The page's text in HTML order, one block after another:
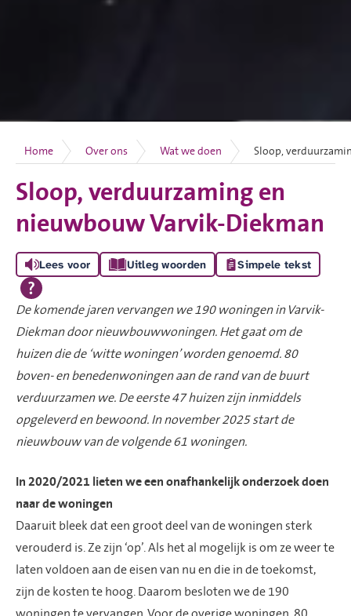
Home Over ons Wat we doen Sloop,
Sloop, verduurzaming en
nieuwbouw Varvik-Diekman
Lees voor Uitleg woorden Simpele tekst
De komende jaren vervangen we 190 woningen in Varvik-
Diekman door nieuwbouwwoningen. Het gaat om de
huizen die de ‘witte woningen’ worden genoemd. 80
boven- en benedenwoningen aan de rand van de buurt
verduurzamen we. De eerste 47 huizen zijn inmiddels
opgeleverd en bewoond. In november 2025 start de
nieuwbouw van de volgende 61 woningen.
In 2020/2021 lieten we een onafhankelijk onderzoek doen
naar de woningen
Daaruit bleek dat een groot deel van de woningen sterk
verouderd is. Ze zijn ‘op’. Als het al mogelijk is om ze weer te
laten voldoen aan de eisen van nu en die in de toekomst,
zijn de kosten te hoog. Daarom besloten we de 190